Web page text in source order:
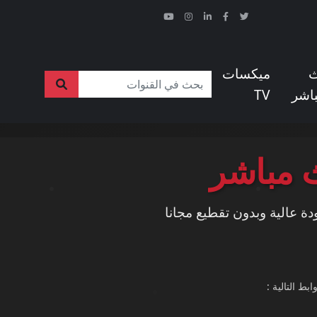
ميكسات
TV
مباشر
عالية وبدون تقطيع مجانا
التالية :